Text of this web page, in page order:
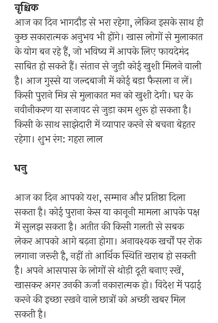
वृश्चिक
आज का दिन भागदौड़ से भरा रहेगा, लेकिन इसके साथ ही
कुछ सकारात्मक अनुभव भी होंगे। खास लोगों से मुलाकात
के योग बन रहे हैं, जो भविष्य में आपके लिए फायदेमंद
साबित हो सकते हैं। संतान से जुड़ी कोई खुशी मिलने वाली
है। आज गुस्से या जल्दबाजी में कोई बड़ा फैसला न लें।
किसी पुराने मित्र से मुलाकात मन को खुशी देगी। घर के
नवीनीकरण या सजावट से जुड़ा काम शुरू हो सकता है।
किसी के साथ साझेदारी में व्यापार करने से बचना बेहतर
रहेगा। शुभ रंग: गहरा लाल
धनु
आज का दिन आपको यश, सम्मान और प्रतिष्ठा दिला
सकता है। कोई पुराना केस या कानूनी मामला आपके पक्ष
में सुलझ सकता है। अतीत की किसी गलती से सबक
लेकर आपको आगे बढ़ना होगा। अनावश्यक खर्चों पर रोक
लगाना जरूरी है, नहीं तो आर्थिक स्थिति खराब हो सकती
है। अपने आसपास के लोगों से थोड़ी दूरी बनाए रखें,
खासकर अगर उनकी ऊर्जा नकारात्मक हो। विदेश में पढ़ाई
करने की इच्छा रखने वाले छात्रों को अच्छी खबर मिल
सकती है।